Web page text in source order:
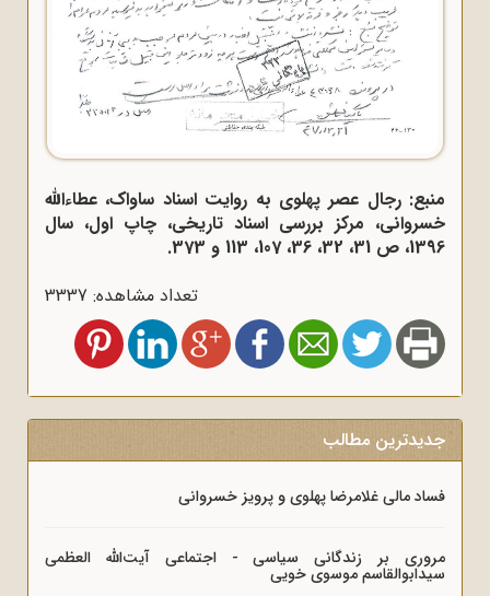
منبع: رجال عصر پهلوی به روایت اسناد ساواک، عطاءالله
خسروانی، مرکز بررسی اسناد تاریخی، چاپ اول، سال
1396، ص 31، 32، 36، 107، 113 و 373.
تعداد مشاهده: 3337
جدیدترین مطالب
فساد مالی غلامرضا پهلوی و پرویز خسروانی
مروری بر زندگانی سیاسی - اجتماعی آیت‌الله العظمی
سیدابوالقاسم موسوی خویی